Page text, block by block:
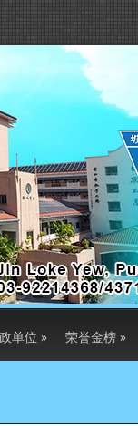
单位 » 荣誉金榜 »